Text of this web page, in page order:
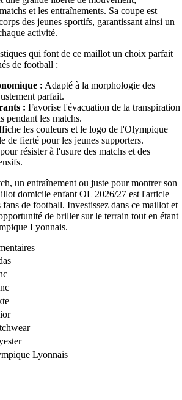
et les entraînements. Sa coupe est
des jeunes sportifs, garantissant ainsi un
activité.
qui font de ce maillot un choix parfait
de football :
: Adapté à la morphologie des
parfait.
: Favorise l'évacuation de la transpiration
pendant les matchs.
les couleurs et le logo de l'Olympique
de fierté pour les jeunes supporters.
résister à l'usure des matchs et des
un entraînement ou juste pour montrer son
domicile enfant OL 2026/27 est l'article
de football. Investissez dans ce maillot et
de briller sur le terrain tout en étant
Lyonnais.
Lyonnais